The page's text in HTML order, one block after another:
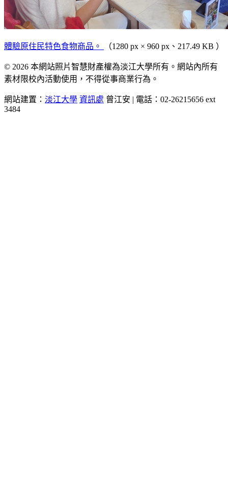
體驗原住民特色食物商品。 （1280 px × 960 px、217.49 KB ）
© 2026 本網站照片智慧財產權為淡江大學所有。網站內所有
素材限校內活動使用，不得從事商業行為。
網站建置： 淡江大學 資訊處 曾江安 | 電話：02-26215656 ext
3484